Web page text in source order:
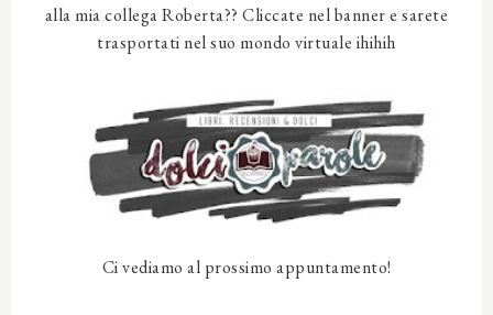
alla mia collega Roberta?? Cliccate nel banner e sarete
trasportati nel suo mondo virtuale ihihih
Ci vediamo al prossimo appuntamento!